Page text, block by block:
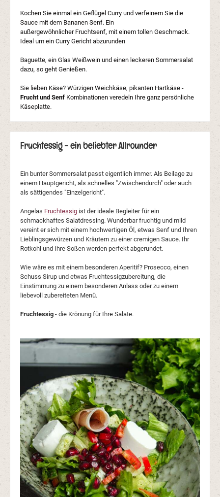
Kochen Sie einmal ein Geflügel Curry und verfeinern Sie die
Sauce mit dem Bananen Senf. Ein
außergewöhnlicher Fruchtsenf, mit einem tollen Geschmack.
Ideal um ein Curry Gericht abzurunden
Baguette, ein Glas Weißwein und einen leckeren Sommersalat
dazu, so geht Genießen.
Sie lieben Käse? Würzigen Weichkäse, pikanten Hartkäse -
Frucht und Senf Kombinationen veredeln Ihre ganz persönliche
Käseplatte.
Fruchtessig - ein beliebter Allrounder
Ein bunter Sommersalat passt eigentlich immer. Als Beilage zu
einem Hauptgericht, als schnelles "Zwischendurch" oder auch
als sättigendes "Einzelgericht".
Angelas Fruchtessig ist der ideale Begleiter für ein
schmackhaftes Salatdressing. Wunderbar fruchtig und mild
vereint er sich mit einem hochwertigen Öl, etwas Senf und Ihren
Lieblingsgewürzen und Kräutern zu einer cremigen Sauce. Ihr
Rotkohl und Ihre Soßen werden perfekt abgerundet.
Wie wäre es mit einem besonderen Aperitif? Prosecco, einen
Schuss Sirup und etwas Fruchtessigzubereitung, die
Einstimmung zu einem besonderen Anlass oder zu einem
liebevoll zubereiteten Menü.
Fruchtessig - die Krönung für Ihre Salate.